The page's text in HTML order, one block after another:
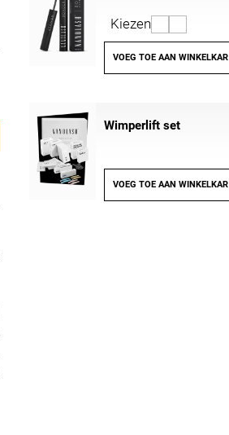
Kiezen
VOEG TOE AAN WINKELKAR
Wimperlift set
VOEG TOE AAN WINKELKAR